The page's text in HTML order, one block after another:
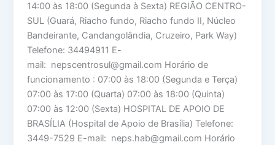
14:00 às 18:00 (Segunda à Sexta) REGIÃO CENTRO-
SUL (Guará, Riacho fundo, Riacho fundo II, Núcleo
Bandeirante, Candangolândia, Cruzeiro, Park Way)
Telefone: 34494911 E-
mail: nepscentrosul@gmail.com Horário de
funcionamento : 07:00 às 18:00 (Segunda e Terça)
07:00 às 17:00 (Quarta) 07:00 às 18:00 (Quinta)
07:00 às 12:00 (Sexta) HOSPITAL DE APOIO DE
BRASÍLIA (Hospital de Apoio de Brasília) Telefone:
3449-7529 E-mail: neps.hab@gmail.com Horário